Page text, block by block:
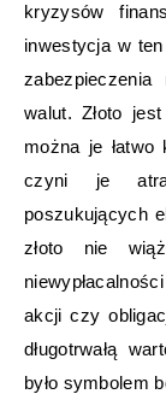
kryzysów
inwestycja w
walut. Złoto
można je
czyni je
poszukujących
złoto nie
akcji czy
długotrwałą
było symbolem